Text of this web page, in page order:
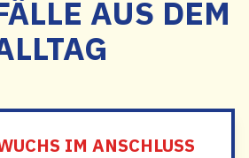
AUS DEM
IM ANSCHLUSS